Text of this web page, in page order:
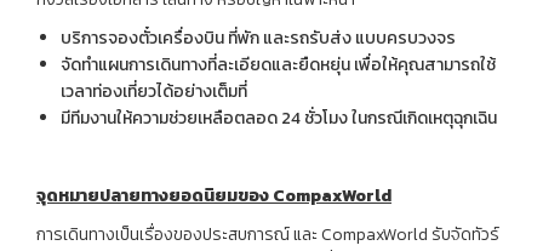
บริการจองตั๋วเครื่องบิน ที่พัก และรถรับส่ง แบบครบวงจร
จัดทำแผนการเดินทางที่ละเอียดและยืดหยุ่น เพื่อให้คุณสามารถใช้
เวลาท่องเที่ยวได้อย่างเต็มที่
มีทีมงานให้ความช่วยเหลือตลอด 24 ชั่วโมง ในกรณีเกิดเหตุฉุกเฉิน
จุดหมายปลายทางยอดนิยมของ CompaxWorld
การเดินทางเป็นเรื่องของประสบการณ์ และ CompaxWorld รับจัดทัวร์